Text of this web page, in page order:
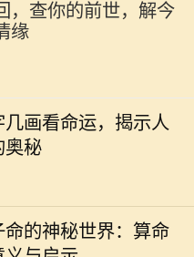
，查你的前世，解今
缘
几画看命运，揭示人
奥秘
好寓意，更在某种程度上
命运息息相关。特别是名
，常被认为与其五行属性
命的神秘世界：算命
文化中，算命是一门古老
术，涉及到命理、五行、
哲学原理。童子命，作为